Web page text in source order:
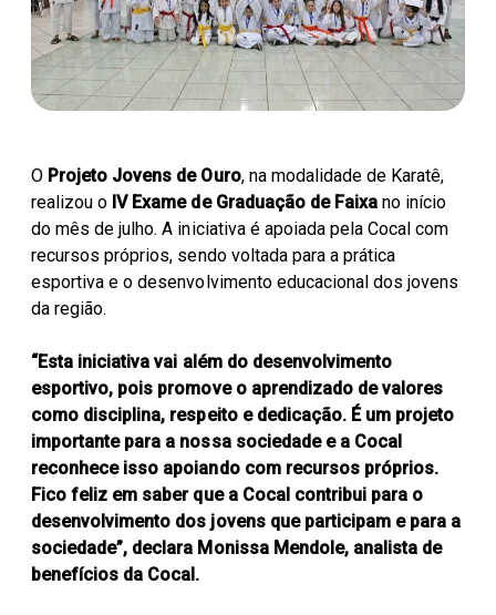
Parceiros Cocal
Unidades
Levedura Seca
O Projeto Jovens de Ouro, na modalidade de Karatê,
realizou o IV Exame de Graduação de Faixa no início
do mês de julho. A iniciativa é apoiada pela Cocal com
recursos próprios, sendo voltada para a prática
esportiva e o desenvolvimento educacional dos jovens
da região.
“Esta iniciativa vai além do desenvolvimento
esportivo, pois promove o aprendizado de valores
como disciplina, respeito e dedicação. É um projeto
importante para a nossa sociedade e a Cocal
reconhece isso apoiando com recursos próprios.
Fico feliz em saber que a Cocal contribui para o
desenvolvimento dos jovens que participam e para a
sociedade”, declara Monissa Mendole, analista de
benefícios da Cocal.